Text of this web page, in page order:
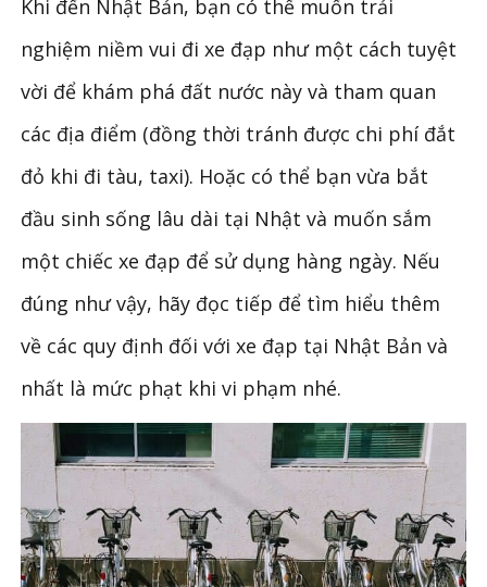
Khi đến Nhật Bản, bạn có thể muốn trải
nghiệm niềm vui đi xe đạp như một cách tuyệt
vời để khám phá đất nước này và tham quan
các địa điểm (đồng thời tránh được chi phí đắt
đỏ khi đi tàu, taxi). Hoặc có thể bạn vừa bắt
đầu sinh sống lâu dài tại Nhật và muốn sắm
một chiếc xe đạp để sử dụng hàng ngày. Nếu
đúng như vậy, hãy đọc tiếp để tìm hiểu thêm
về các quy định đối với xe đạp tại Nhật Bản và
nhất là mức phạt khi vi phạm nhé.